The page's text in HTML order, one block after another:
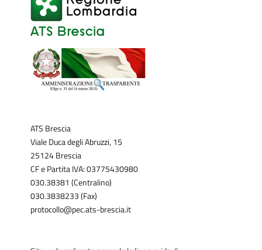
ATS Brescia
Viale Duca degli Abruzzi, 15
25124 Brescia
CF e Partita IVA: 03775430980
030.38381 (Centralino)
030.3838233 (Fax)
protocollo@pec.ats-brescia.it